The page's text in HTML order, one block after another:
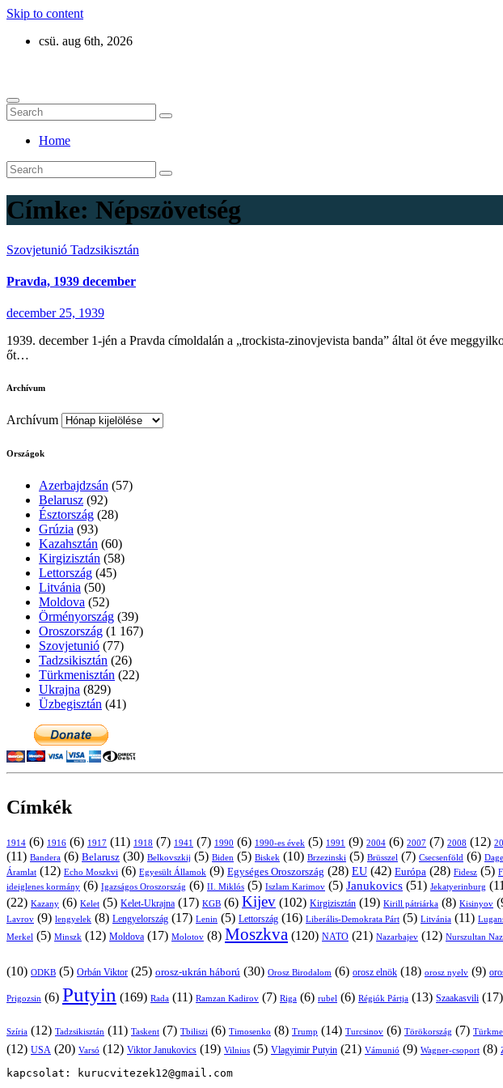
Skip to content
csü. aug 6th, 2026
Home
Címke: Népszövetség
Szovjetunió Tadzsikisztán
Pravda, 1939 december
december 25, 1939
1939. december 1-jén a Pravda címoldalán a „trockista-zinovjevista banda” által öt éve
őt…
Archívum
Archívum
Országok
Azerbajdzsán (57)
Belarusz (92)
Észtország (28)
Grúzia (93)
Kazahsztán (60)
Kirgizisztán (58)
Lettország (45)
Litvánia (50)
Moldova (52)
Örményország (39)
Oroszország (1 167)
Szovjetunió (77)
Tadzsikisztán (26)
Türkmenisztán (22)
Ukrajna (829)
Üzbegisztán (41)
Címkék
1914 (6) 1916 (6) 1917 (11) 1918 (7) 1941 (7) 1990 (6) 1990-es évek (5) 1991 (9) 2004 (6) 2007 (7) 2008 (12)
(11) Bandera (6) Belarusz (30) Belkovszkij (5) Biden (5) Biskek (10) Brzezinski (5) Brüsszel (7) Csecsenföld (6)
Áramlat (12) Echo Moszkvi (6) Egyesült Államok (9) Egységes Oroszország (28) EU (42) Európa (28) Fidesz (5)
ideiglenes kormány (6) Igazságos Oroszország (6) II. Miklós (5) Iszlam Karimov (5) Janukovics (51) Jekatyerinburg
(22) Kazany (6) Kelet (5) Kelet-Ukrajna (17) KGB (6) Kijev (102) Kirgizisztán (19) Kirill pátriárka (8) Kisinyov
Lavrov (9) lengyelek (8) Lengyelország (17) Lenin (5) Lettország (16) Liberális-Demokrata Párt (5) Litvánia (11)
Merkel (5) Minszk (12) Moldova (17) Molotov (8) Moszkva (120) NATO (21) Nazarbajev (12) Nurszultan
(10) ODKB (5) Orbán Viktor (25) orosz-ukrán háború (30) Orosz Birodalom (6) orosz elnök (18) orosz nyelv (9)
Prigozsin (6) Putyin (169) Rada (11) Ramzan Kadirov (7) Riga (6) rubel (6) Régiók Pártja (13) Szaakasvili (17)
Szíria (12) Tadzsikisztán (11) Taskent (7) Tbiliszi (6) Timosenko (8) Trump (14) Turcsinov (6) Törökország (7)
(12) USA (20) Varsó (12) Viktor Janukovics (19) Vilnius (5) Vlagyimir Putyin (21) Vámunió (9) Wagner-csoport (8)
kapcsolat: kurucvitezek12@gmail.com